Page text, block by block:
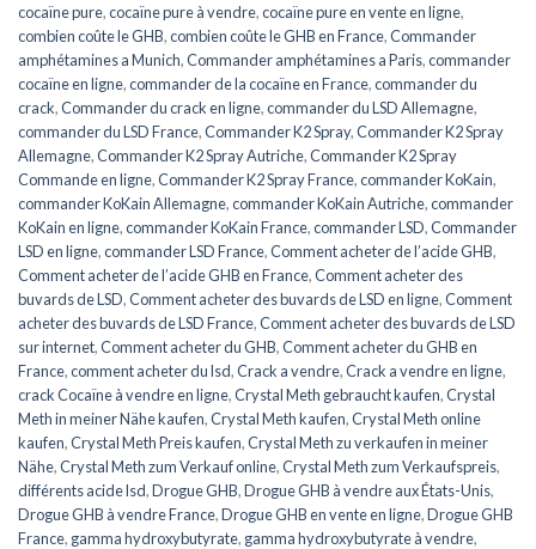
cocaïne pure,cocaïne pure à vendre,cocaïne pure en vente en ligne,
combien coûte le GHB,combien coûte le GHB en France,Commander
amphétamines a Munich,Commander amphétamines a Paris,commander
cocaïne en ligne,commander de la cocaïne en France,commander du
crack,Commander du crack en ligne,commander du LSD Allemagne,
commander du LSD France,Commander K2 Spray,Commander K2 Spray
Allemagne,Commander K2 Spray Autriche,Commander K2 Spray
Commande en ligne,Commander K2 Spray France,commander KoKain,
commander KoKain Allemagne,commander KoKain Autriche,commander
KoKain en ligne,commander KoKain France,commander LSD,Commander
LSD en ligne,commander LSD France,Comment acheter de l’acide GHB,
Comment acheter de l’acide GHB en France,Comment acheter des
buvards de LSD,Comment acheter des buvards de LSD en ligne,Comment
acheter des buvards de LSD France,Comment acheter des buvards de LSD
sur internet,Comment acheter du GHB,Comment acheter du GHB en
France,comment acheter du lsd,Crack a vendre,Crack a vendre en ligne,
crack Cocaïne à vendre en ligne,Crystal Meth gebraucht kaufen,Crystal
Meth in meiner Nähe kaufen,Crystal Meth kaufen,Crystal Meth online
kaufen,Crystal Meth Preis kaufen,Crystal Meth zu verkaufen in meiner
Nähe,Crystal Meth zum Verkauf online,Crystal Meth zum Verkaufspreis,
différents acide lsd,Drogue GHB,Drogue GHB à vendre aux États-Unis,
Drogue GHB à vendre France,Drogue GHB en vente en ligne,Drogue GHB
France, gamma hydroxybutyrate, gamma hydroxybutyrate à vendre,